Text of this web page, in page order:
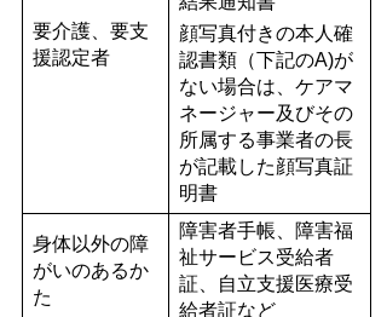
要介護、要支
援認定者
顔写真付きの本人確
認書類（下記のA)が
ない場合は、ケアマ
ネージャー及びその
所属する事業者の長
が記載した顔写真証
明書
身体以外の障
がいのあるか
た
障害者手帳、障害福
祉サービス受給者
証、自立支援医療受
給者証など